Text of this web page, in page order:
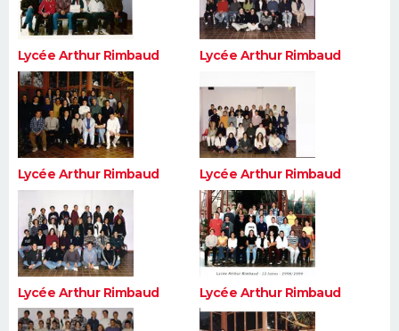
Lycée Arthur Rimbaud Lycée Arthur Rimbaud
Lycée Arthur Rimbaud Lycée Arthur Rimbaud
Lycée Arthur Rimbaud Lycée Arthur Rimbaud